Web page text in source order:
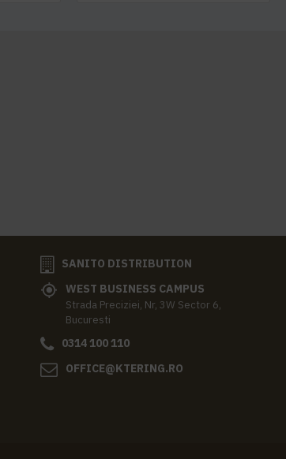
SANITO DISTRIBUTION
WEST BUSINESS CAMPUS
Strada Preciziei, Nr, 3W Sector 6,
Bucuresti
0314 100 110
OFFICE@KTERING.RO